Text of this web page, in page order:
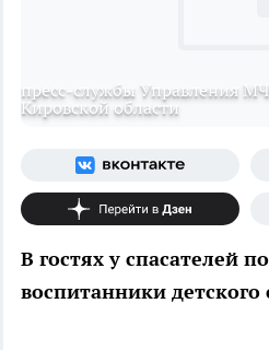
пресс-службы Управления
Кировской области
В гостях у спасателей
воспитанники детского